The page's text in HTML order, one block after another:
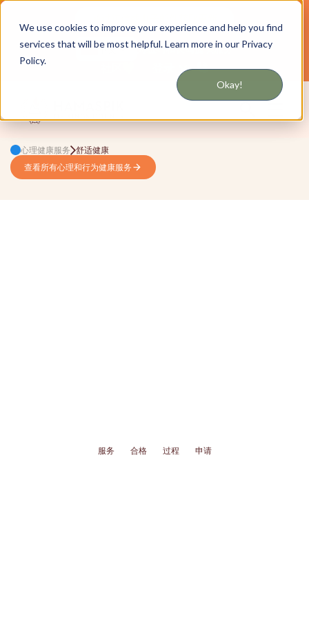
We use cookies to improve your experience and help you find
services that will be most helpful. Learn more in our Privacy
Policy.
Okay!
中文 为纽约和长岛提供服务
心理健康服务 舒适健康
查看所有心理和行为健康服务
护理管理和HCBS
服务 合格 过程 申请